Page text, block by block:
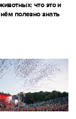
что это и
полезно знать